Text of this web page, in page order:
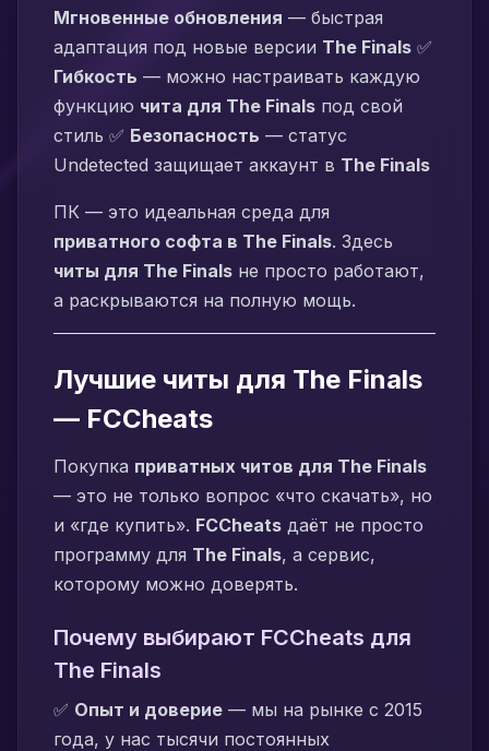
Мгновенные обновления — быстрая
адаптация под новые версии The Finals ✅
Гибкость — можно настраивать каждую
функцию чита для The Finals под свой
стиль ✅ Безопасность — статус
Undetected защищает аккаунт в The Finals
ПК — это идеальная среда для
приватного софта в The Finals. Здесь
читы для The Finals не просто работают,
а раскрываются на полную мощь.
Лучшие читы для The Finals
— FCCheats
Покупка приватных читов для The Finals
— это не только вопрос «что скачать», но
и «где купить». FCCheats даёт не просто
программу для The Finals, а сервис,
которому можно доверять.
Почему выбирают FCCheats для
The Finals
✅ Опыт и доверие — мы на рынке с 2015
года, у нас тысячи постоянных